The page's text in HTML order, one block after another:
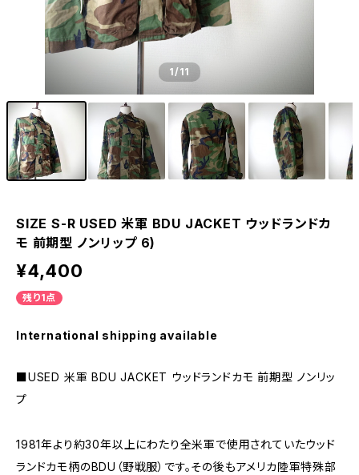
1/11
SIZE S-R USED 米軍 BDU JACKET ウッドランドカ
モ 前期型 ノンリップ 6)
¥4,400
残り1点
International shipping available
■USED 米軍 BDU JACKET ウッドランドカモ 前期型 ノンリッ
プ
1981年より約30年以上にわたり全米軍で使用されていたウッド
ランドカモ柄のBDU（野戦服）です。その後もアメリカ陸軍特殊部